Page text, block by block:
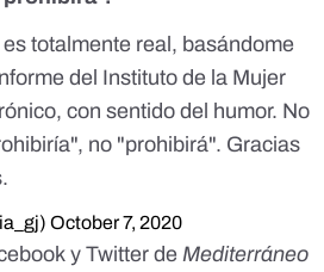
totalmente real, basándome
del Instituto de la Mujer
con sentido del humor. No
no "prohibirá". Gracias
October 7, 2020
y Twitter de Mediterráneo